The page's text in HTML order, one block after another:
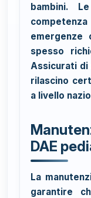
bambini.
emergenze
spesso
Assicurati
rilascino
a livello
DAE
La
garantire